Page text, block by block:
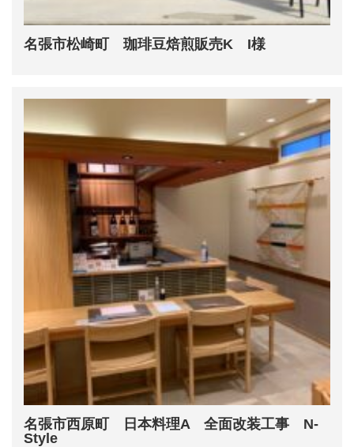
名張市松崎町 珈琲豆焙煎販売K I様
名張市西原町 日本料理A 全面改装工事 N-
Style